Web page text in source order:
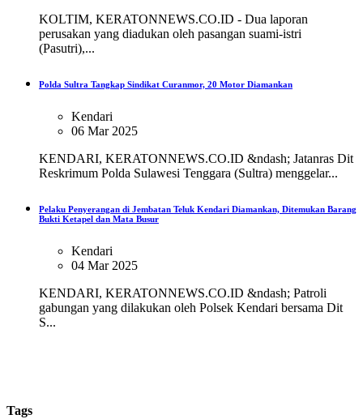
KOLTIM, KERATONNEWS.CO.ID - Dua laporan
perusakan yang diadukan oleh pasangan suami-istri
(Pasutri),...
Polda Sultra Tangkap Sindikat Curanmor, 20 Motor Diamankan
Kendari
06 Mar 2025
KENDARI, KERATONNEWS.CO.ID &ndash; Jatanras Dit
Reskrimum Polda Sulawesi Tenggara (Sultra) menggelar...
Pelaku Penyerangan di Jembatan Teluk Kendari Diamankan, Ditemukan Barang
Bukti Ketapel dan Mata Busur
Kendari
04 Mar 2025
KENDARI, KERATONNEWS.CO.ID &ndash; Patroli
gabungan yang dilakukan oleh Polsek Kendari bersama Dit
S...
Tags